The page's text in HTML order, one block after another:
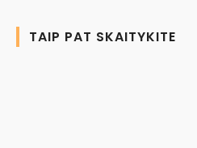
TAIP PAT SKAITYKITE